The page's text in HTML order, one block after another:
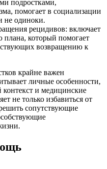
подростками,
помогает в социализации
не одиноки.
рецидивов: включает
плана, который помогает
возвращению к
крайне важен
личные особенности,
и медицинские
не только избавиться от
сопутствующие